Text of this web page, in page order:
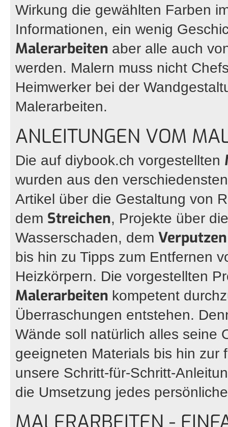
Wirkung die gewählten Farben
Informationen, ein wenig
Malerarbeiten aber alle auch
werden. Malern muss nicht
Heimwerker bei der
Malerarbeiten.
ANLEITUNGEN VOM
Die auf diybook.ch vorgestellten
wurden aus den
Artikel über die Gestaltung von
dem Streichen, Projekte über
Wasserschaden, dem
bis hin zu Tipps zum Entfernen
Heizkörpern. Die vorgestellten
Malerarbeiten kompetent
Überraschungen entstehen.
Wände soll natürlich alles seine
geeigneten Materials bis hin zur
unsere Schritt-für-Schritt-
die Umsetzung jedes
MALERARBEITEN -